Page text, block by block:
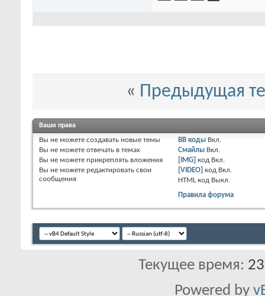
« Предыдущая
Ваши права
Вы не можете создавать новые темы
Вы не можете отвечать в темах
Вы не можете прикреплять вложения
Вы не можете редактировать свои
сообщения
BB коды Вкл.
Смайлы Вкл.
[IMG] код Вкл.
[VIDEO] код Вкл.
HTML код Выкл.
Правила форума
Текущее время:
Powered by